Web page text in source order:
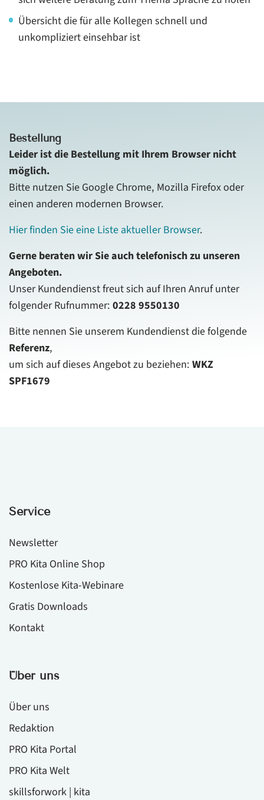
Übersicht die für alle Kollegen schnell und
unkompliziert einsehbar ist
Bestellung
Leider ist die Bestellung mit Ihrem Browser nicht
möglich.
Bitte nutzen Sie Google Chrome, Mozilla Firefox oder
einen anderen modernen Browser.
Hier finden Sie eine Liste aktueller Browser.
Gerne beraten wir Sie auch telefonisch zu unseren
Angeboten.
Unser Kundendienst freut sich auf Ihren Anruf unter
folgender Rufnummer:0228 9550130
Bitte nennen Sie unserem Kundendienst die folgende
Referenz,
um sich auf dieses Angebot zu beziehen:WKZ
SPF1679
Service
Newsletter
PRO Kita Online Shop
Kostenlose Kita-Webinare
Gratis Downloads
Kontakt
Über uns
Über uns
Redaktion
PRO Kita Portal
PRO Kita Welt
skillsforwork | kita